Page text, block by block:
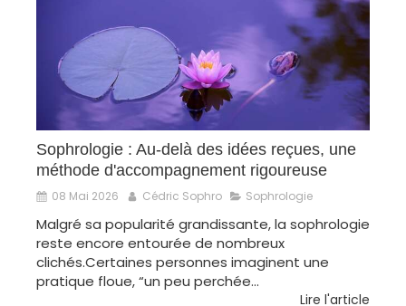
Sophrologie : Au-delà des idées reçues, une
méthode d'accompagnement rigoureuse
08 Mai 2026 Cédric Sophro Sophrologie
Malgré sa popularité grandissante, la sophrologie
reste encore entourée de nombreux
clichés.Certaines personnes imaginent une
pratique floue, “un peu perchée...
Lire l'article